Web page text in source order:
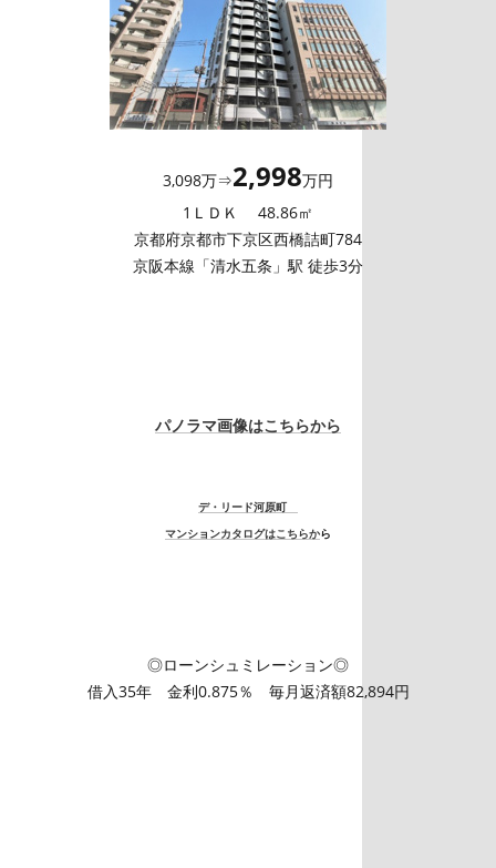
3,098万⇒2,998万円
1ＬＤＫ 48.86㎡
京都府京都市下京区西橋詰町784
京阪本線「清水五条」駅 徒歩3分
パノラマ画像はこちらから
デ・リード河原町
マンションカタログはこちらから
◎ローンシュミレーション◎
借入35年 金利0.875％ 毎月返済額82,894円